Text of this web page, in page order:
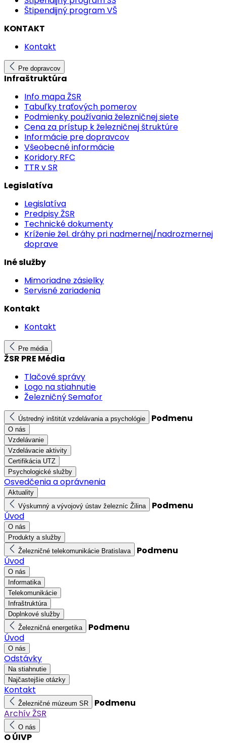
Štipendijný program VŠ
KONTAKT
Kontakt
Pre dopravcov
Infraštruktúra
Info mapa ŽSR
Tabuľky traťových pomerov
Podmienky používania železničnej siete
Cena za prístup k železničnej štruktúre
Informácie pre dopravcov
Všeobecné informácie
Koridory RFC
TTR v SR
Legislatíva
Legislatíva
Predpisy ŽSR
Technické dokumenty
Kríženie žel. dráhy pri nadmernej/nadrozmernej
doprave
Iné služby
Mimoriadne zásielky
Servisné zariadenia
Kontakt
Kontakt
Pre média
ŽSR PRE Média
Tlačové správy
Logo na stiahnutie
Železničný Semafor
Ústredný inštitút vzdelávania a psychológie Podmenu
O nás
Vzdelávanie
Vzdelávacie aktivity
Certifikácia UTZ
Psychologické služby
Osvedčenia a oprávnenia
Aktuality
Výskumný a vývojový ústav železníc Žilina
Podmenu
Úvod
O nás
Produkty a služby
Železničné telekomunikácie Bratislava
Podmenu
Úvod
O nás
Informatika
Telekomunikácie
Infraštruktúra
Doplnkové služby
Železničná energetika
Podmenu
Úvod
O nás
Odstávky
Na stiahnutie
Najčastejšie otázky
Kontakt
Železničné múzeum SR
Podmenu
Archív ŽSR
O nás
O ÚIVP